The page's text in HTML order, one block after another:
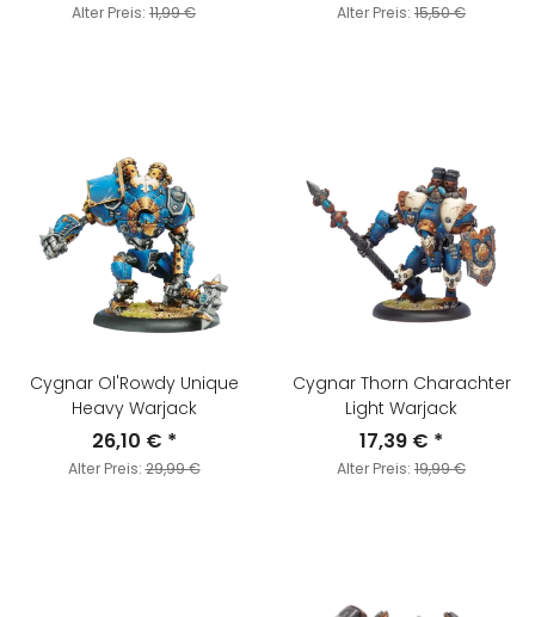
Alter Preis: 11,99 € Alter Preis: 15,50 €
Cygnar Ol'Rowdy Unique
Heavy Warjack
26,10 € *
Alter Preis:29,99 €
Cygnar Thorn Charachter
Light Warjack
17,39 € *
Alter Preis: 19,99 €